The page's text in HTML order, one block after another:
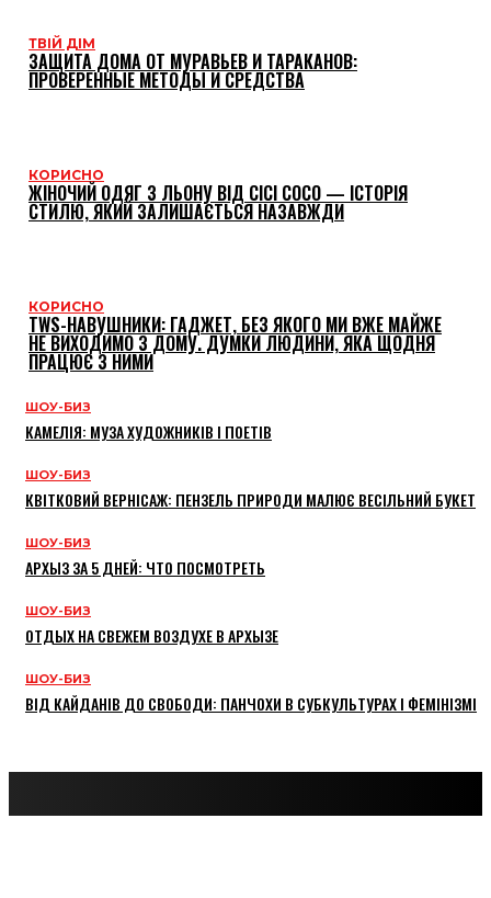
ТВІЙ ДІМ
ЗАЩИТА ДОМА ОТ МУРАВЬЕВ И ТАРАКАНОВ:
ПРОВЕРЕННЫЕ МЕТОДЫ И СРЕДСТВА
КОРИСНО
ЖІНОЧИЙ ОДЯГ З ЛЬОНУ ВІД CICI COCO — ІСТОРІЯ
СТИЛЮ, ЯКИЙ ЗАЛИШАЄТЬСЯ НАЗАВЖДИ
КОРИСНО
TWS-НАВУШНИКИ: ГАДЖЕТ, БЕЗ ЯКОГО МИ ВЖЕ МАЙЖЕ
НЕ ВИХОДИМО З ДОМУ. ДУМКИ ЛЮДИНИ, ЯКА ЩОДНЯ
ПРАЦЮЄ З НИМИ
ШОУ-БИЗ
КАМЕЛІЯ: МУЗА ХУДОЖНИКІВ І ПОЕТІВ
ШОУ-БИЗ
КВІТКОВИЙ ВЕРНІСАЖ: ПЕНЗЕЛЬ ПРИРОДИ МАЛЮЄ ВЕСІЛЬНИЙ БУКЕТ
ШОУ-БИЗ
АРХЫЗ ЗА 5 ДНЕЙ: ЧТО ПОСМОТРЕТЬ
ШОУ-БИЗ
ОТДЫХ НА СВЕЖЕМ ВОЗДУХЕ В АРХЫЗЕ
ШОУ-БИЗ
ВІД КАЙДАНІВ ДО СВОБОДИ: ПАНЧОХИ В СУБКУЛЬТУРАХ І ФЕМІНІЗМІ